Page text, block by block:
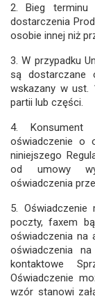
2. Bieg terminu
dostarczenia
osobie innej niż
3. W przypadku
są dostarczane
wskazany w ust.
partii lub części.
4. Konsument
oświadczenie o
niniejszego
od umowy
oświadczenia
5.
poczty, faxem
oświadczenia na
oświadczenia
kontaktowe
Oświadczenie
wzór stanowi